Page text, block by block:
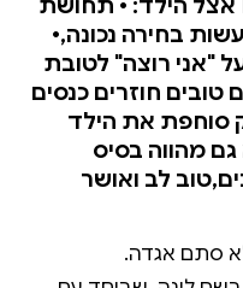
אצל הילד: • תחושת
בחירה נכונה,•
"אני רוצה" לטובת
חוזרים כנסים
סוחפת את הילד
מהווה בסיס
לב ואושר